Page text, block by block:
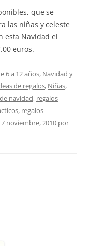
que se
las niñas y celeste
esta Navidad el
euros.
6 a 12 años, Navidad y
de regalos, Niñas,
navidad, regalos
, regalos
7 noviembre, 2010 por